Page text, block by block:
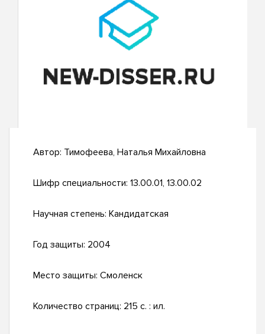
Автор: Тимофеева, Наталья Михайловна
Шифр специальности: 13.00.01, 13.00.02
Научная степень: Кандидатская
Год защиты: 2004
Место защиты: Смоленск
Количество страниц: 215 с. : ил.